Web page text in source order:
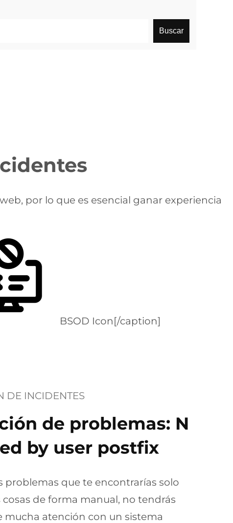
Buscar
por lo que es esencial ganar experiencia
BSOD Icon[/caption]
DE INCIDENTES
de problemas: N
by user postfix
problemas que te encontrarías solo
cosas de forma manual, no tendrás
mucha atención con un sistema